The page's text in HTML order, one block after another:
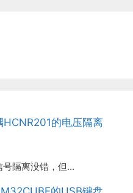
HCNR201的电压隔离
号隔离没错，但…